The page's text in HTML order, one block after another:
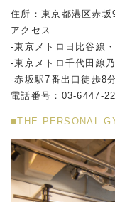
住所：東京都港区赤坂
アクセス
-東京メトロ日比谷線
-東京メトロ千代田線
-赤坂駅7番出口徒歩8
電話番号： 03-6447-
■THE PERSONAL